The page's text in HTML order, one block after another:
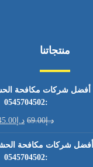
منتجاتنا
أفضل شركات مكافحة
:0545704502
د.إ69.00 د.إ
أفضل شركات مكافحة
:0545704502